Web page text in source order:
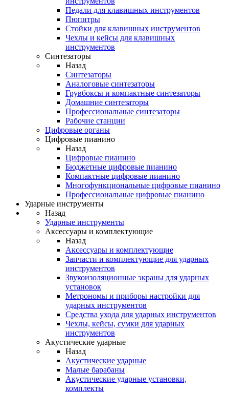
Педали для клавишных инструментов
Пюпитры
Стойки для клавишных инструментов
Чехлы и кейсы для клавишных
инструментов
Синтезаторы
Назад
Синтезаторы
Аналоговые синтезаторы
Грувбоксы и компактные синтезаторы
Домашние синтезаторы
Профессиональные синтезаторы
Рабочие станции
Цифровые органы
Цифровые пианино
Назад
Цифровые пианино
Бюджетные цифровые пианино
Компактные цифровые пианино
Многофункциональные цифровые пианино
Профессиональные цифровые пианино
Ударные инструменты
Назад
Ударные инструменты
Аксессуары и комплектующие
Назад
Аксессуары и комплектующие
Запчасти и комплектующие для ударных
инструментов
Звукоизоляционные экраны для ударных
установок
Метрономы и приборы настройки для
ударных инструментов
Средства ухода для ударных инструментов
Чехлы, кейсы, сумки для ударных
инструментов
Акустические ударные
Назад
Акустические ударные
Mалые барабаны
Акустические ударные установки,
комплекты